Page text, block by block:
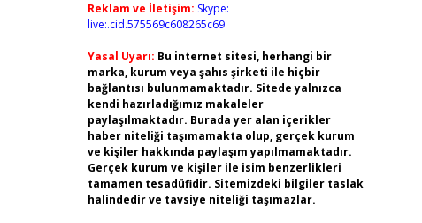
Reklam ve İletişim: Skype:
live:.cid.575569c608265c69
Yasal Uyarı: Bu internet sitesi, herhangi bir
marka, kurum veya şahıs şirketi ile hiçbir
bağlantısı bulunmamaktadır. Sitede yalnızca
kendi hazırladığımız makaleler
paylaşılmaktadır. Burada yer alan içerikler
haber niteliği taşımamakta olup, gerçek kurum
ve kişiler hakkında paylaşım yapılmamaktadır.
Gerçek kurum ve kişiler ile isim benzerlikleri
tamamen tesadüfidir. Sitemizdeki bilgiler taslak
halindedir ve tavsiye niteliği taşımazlar.